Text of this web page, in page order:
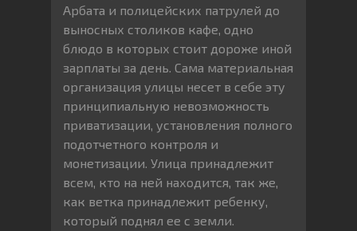
Арбата и полицейских патрулей до
выносных столиков кафе, одно
блюдо в которых стоит дороже иной
зарплаты за день. Сама материальная
организация улицы несет в себе эту
принципиальную невозможность
приватизации, установления полного
подотчетного контроля и
монетизации. Улица принадлежит
всем, кто на ней находится, так же,
как ветка принадлежит ребенку,
который поднял ее с земли.